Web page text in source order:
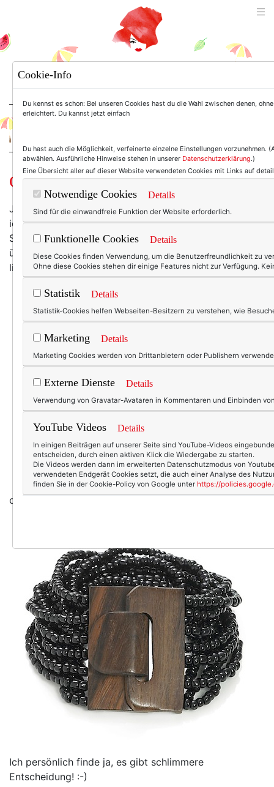
Gewinnspiel: Holz oder Perle?
Ja, wer die Wahl hat, hat die Qual - und weil Dolly und
ich uns im aktuellen Gewinnspiel einfach nicht für ein
Schmuckstück entscheiden konnten, dachten wir, wir
überlassen die Entscheidung einfach dir: ob es also
lieber ein Armband aus Holz
oder eines aus Perlen sein soll ...
Ich persönlich finde ja, es gibt schlimmere
Entscheidung! :-)
Cookie-Info
Du kennst es schon: Bei unseren Cookies hast du die Wahl zwischen denen,
erleichtert. Du kannst jetzt einfach
Du hast auch die Möglichkeit, verfeinerte einzelne Einstellungen
abwählen. Ausführliche Hinweise stehen in unserer Datenschutzerklärung.)
Eine Übersicht aller auf dieser Website verwendeten Cookies mit Links auf
Notwendige Cookies Details
Sind für die einwandfreie Funktion der Website erforderlich.
Funktionelle Cookies Details
Diese Cookies finden Verwendung, um die Benutzerfreundlichkeit zu
Ohne diese Cookies stehen dir einige Features nicht zur Verfügung.
Statistik Details
Statistik-Cookies helfen Webseiten-Besitzern zu verstehen, wie
Marketing Details
Marketing Cookies werden von Drittanbietern oder Publishern
Externe Dienste Details
Verwendung von Gravatar-Avataren in Kommentaren und Einbinden
YouTube Videos Details
In einigen Beiträgen auf unserer Seite sind YouTube-Videos
entscheiden, durch einen aktiven Klick die Wiedergabe zu starten.
Die Videos werden dann im erweiterten Datenschutzmodus von
verwendeten Endgerät Cookies setzt, die auch einer Analyse des
finden Sie in der Cookie-Policy von Google unter https://